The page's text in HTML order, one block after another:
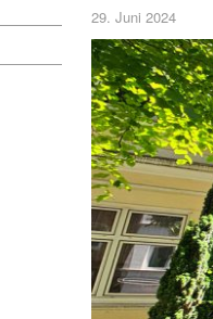
29. Juni 2024